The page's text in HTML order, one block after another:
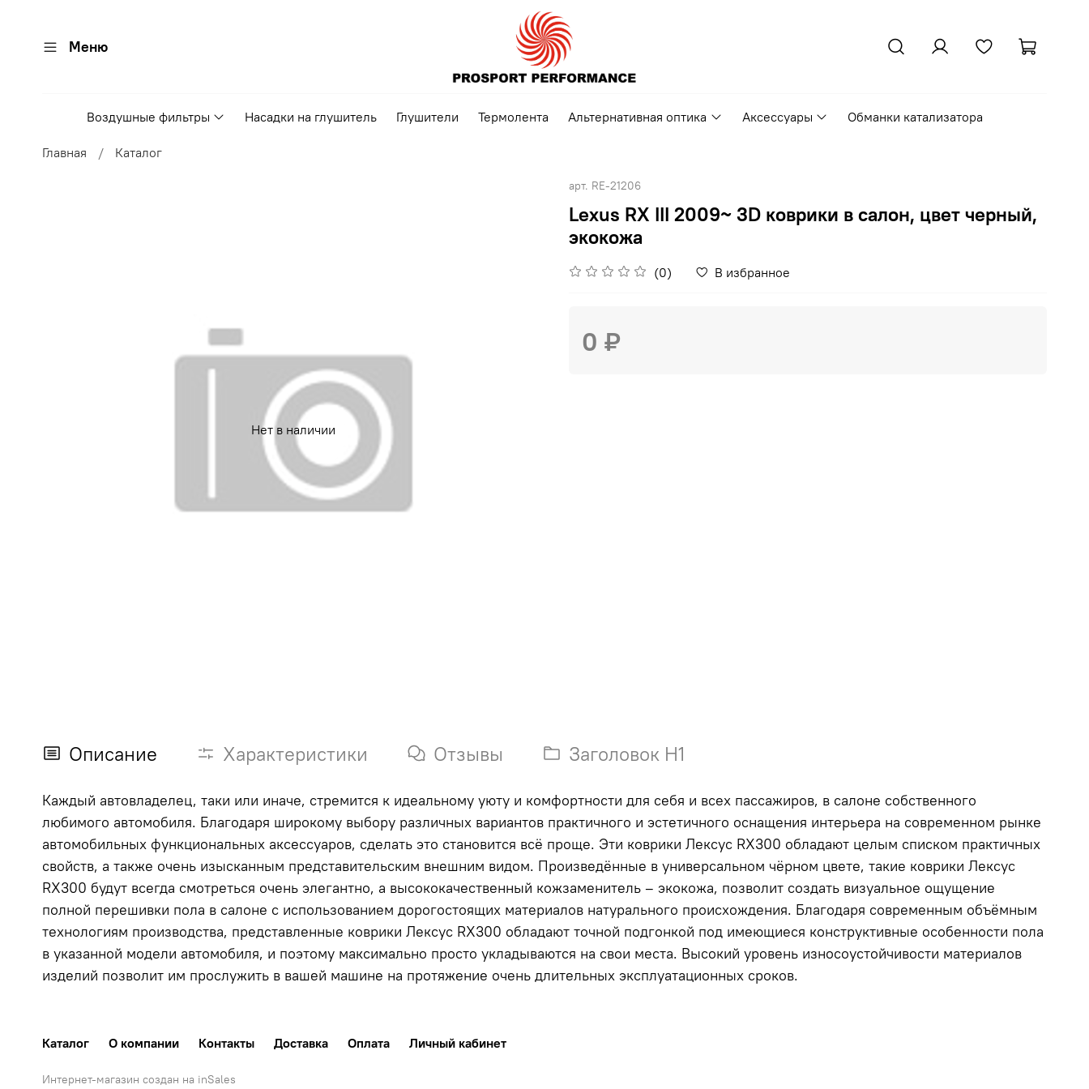
Меню
Воздушные фильтры Насадки на глушитель Глушители Термолента Альтернативная оптика Аксессуары Обманки катализатора
Главная Каталог
Нет в наличии
арт. RE-21206
Lexus RX III 2009~ 3D коврики в салон, цвет черный,
экокожа
(0) В избранное
0 ₽
Описание Характеристики Отзывы Заголовок H1
Каждый автовладелец, таки или иначе, стремится к идеальному уюту и комфортности для себя и всех пассажиров, в салоне собственного
любимого автомобиля. Благодаря широкому выбору различных вариантов практичного и эстетичного оснащения интерьера на современном рынке
автомобильных функциональных аксессуаров, сделать это становится всё проще. Эти коврики Лексус RX300 обладают целым списком практичных
свойств, а также очень изысканным представительским внешним видом. Произведённые в универсальном чёрном цвете, такие коврики Лексус
RX300 будут всегда смотреться очень элегантно, а высококачественный кожзаменитель – экокожа, позволит создать визуальное ощущение
полной перешивки пола в салоне с использованием дорогостоящих материалов натурального происхождения. Благодаря современным объёмным
технологиям производства, представленные коврики Лексус RX300 обладают точной подгонкой под имеющиеся конструктивные особенности пола
в указанной модели автомобиля, и поэтому максимально просто укладываются на свои места. Высокий уровень износоустойчивости материалов
изделий позволит им прослужить в вашей машине на протяжение очень длительных эксплуатационных сроков.
Каталог О компании Контакты Доставка Оплата Личный кабинет
Интернет-магазин создан на inSales